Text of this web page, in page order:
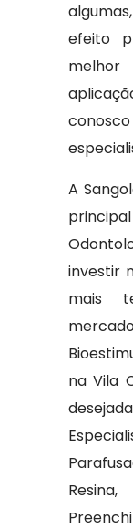
efeito
A
investir
mais
na Vila